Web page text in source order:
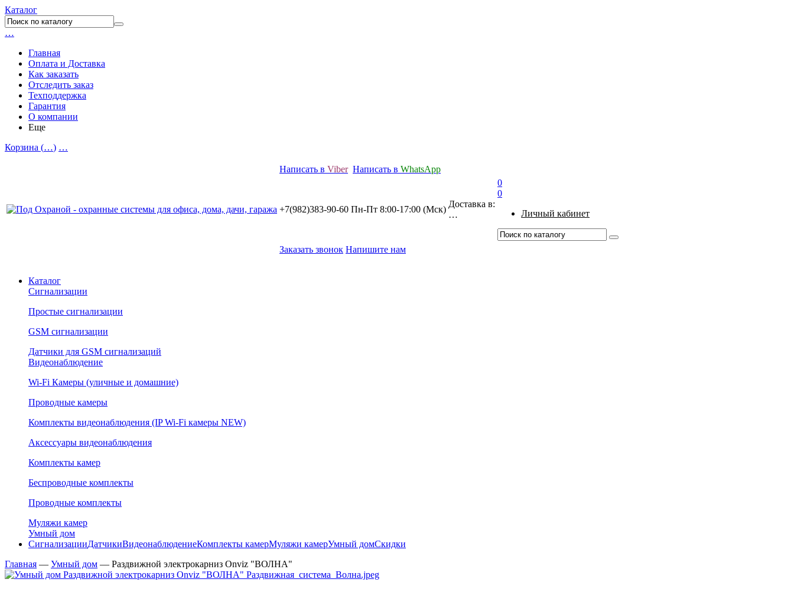
Каталог
…
Главная
Оплата и Доставка
Как заказать
Отследить заказ
Техподдержка
Гарантия
О компании
Еще
Корзина (…) …
Написать в Viber Написать в WhatsApp
+7(982)383-90-60 Пн-Пт 8:00-17:00 (Мcк)
Заказать звонок Напишите нам
Доставка в:
…
0
0
Личный кабинет
Каталог
Сигнализации
Простые сигнализации
GSM сигнализации
Датчики для GSM сигнализаций
Видеонаблюдение
Wi-Fi Камеры (уличные и домашние)
Проводные камеры
Комплекты видеонаблюдения (IP Wi-Fi камеры NEW)
Аксессуары видеонаблюдения
Комплекты камер
Беспроводные комплекты
Проводные комплекты
Муляжи камер
Умный дом
СигнализацииДатчикиВидеонаблюдениеКомплекты камерМуляжи камерУмный домСкидки
Главная — Умный дом — Раздвижной электрокарниз Onviz "ВОЛНА"